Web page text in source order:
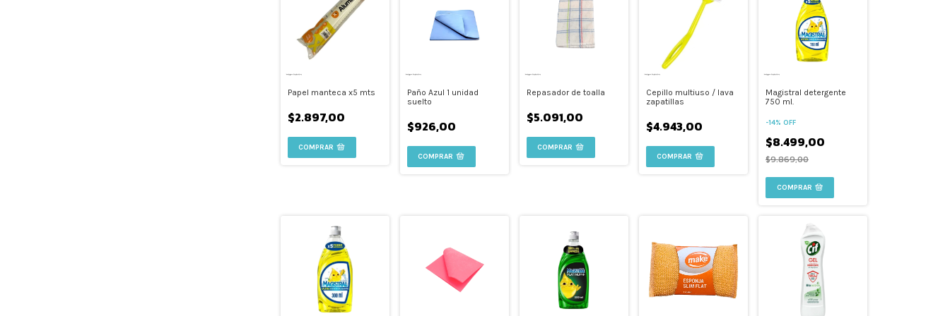
Papel manteca x5 mts
$2.897,00
Paño Azul 1 unidad
suelto
$926,00
Repasador de toalla
$5.091,00
Cepillo multiuso / lava
zapatillas
$4.943,00
Magistral detergente
750 ml.
-14% OFF
$8.499,00
$9.869,00
COMPRAR